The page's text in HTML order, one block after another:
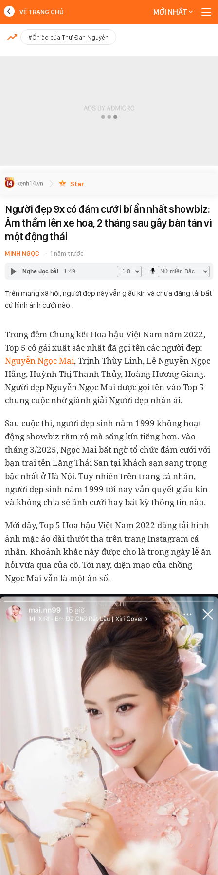
MỚI NHẤT
VỀ TRANG CHỦ MỚI NHẤT
#Ồn ào của Thư Đan Nguyễn
Star
Người đẹp 9x có đám cưới bí ẩn nhất showbiz:
Âm thầm lên xe hoa, 2 tháng sau gây bàn tán vì
một động thái
MINH NGỌC 1 năm trước
Nghe đọc bài 1:49
Trên mạng xã hội, người đẹp này vẫn giấu kín và chưa đăng tải bất
cứ hình ảnh cưới nào.
Trong đêm Chung kết Hoa hậu Việt Nam năm 2022,
Top 5 cô gái xuất sắc nhất đã gọi tên các người đẹp:
Nguyễn Ngọc Mai, Trịnh Thùy Linh, Lê Nguyễn Ngọc
Hằng, Huỳnh Thị Thanh Thủy, Hoàng Hương Giang.
Người đẹp Nguyễn Ngọc Mai được gọi tên vào Top 5
chung cuộc nhờ giành giải Người đẹp nhân ái.
Sau cuộc thi, người đẹp sinh năm 1999 không hoạt
động showbiz rầm rộ mà sống kín tiếng hơn. Vào
tháng 3/2025, Ngọc Mai bất ngờ tổ chức đám cưới với
bạn trai tên Lăng Thái San tại khách sạn sang trọng
bậc nhất ở Hà Nội. Tuy nhiên trên trang cá nhân,
người đẹp sinh năm 1999 tới nay vẫn quyết giấu kín
và không chia sẻ ảnh cưới hay bất kỳ thông tin nào.
Mới đây, Top 5 Hoa hậu Việt Nam 2022 đăng tải hình
ảnh mặc áo dài thướt tha trên trang Instagram cá
nhân. Khoảnh khắc này được cho là trong ngày lễ ăn
hỏi vừa qua của cô. Tới nay, diện mạo của chồng
Ngọc Mai vẫn là một ẩn số.